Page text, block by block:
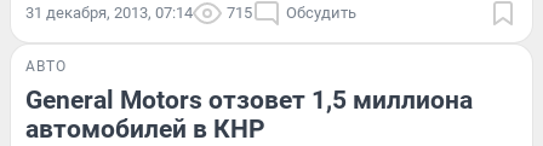
31 декабря, 2013, 07:14 715 Обсудить
АВТО
General Motors отзовет 1,5 миллиона
автомобилей в КНР